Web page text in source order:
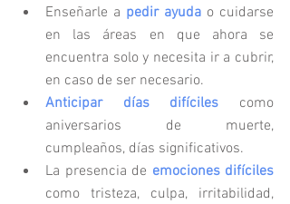
Enseñarle a pedir ayuda o cuidarse
en las áreas en que ahora se
encuentra solo y necesita ir a cubrir,
en caso de ser necesario.
Anticipar días difíciles como
aniversarios de muerte,
cumpleaños, días significativos.
La presencia de emociones difíciles
como tristeza, culpa, irritabilidad,